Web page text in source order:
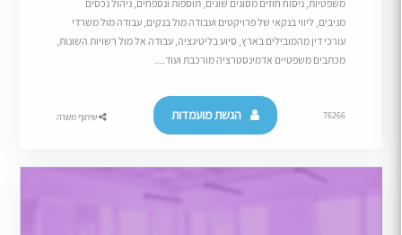
משפטיות, ניסוח חוזים מסוגים שונים, תוספות ונספחים, ניהול נכסים
מניבים, ליווי בנקאי של פרויקטים ועבודה מול בנקים, עבודה מול משרדי
עורכי דין מהמובילים בארץ, סיוע בליטיגציה, עבודה אל מול רשויות השונות,
מכתבים משפטיים אדמינסטרציה מורכבת ועוד....
76266 הגשת מועמדות שיתוף משרה